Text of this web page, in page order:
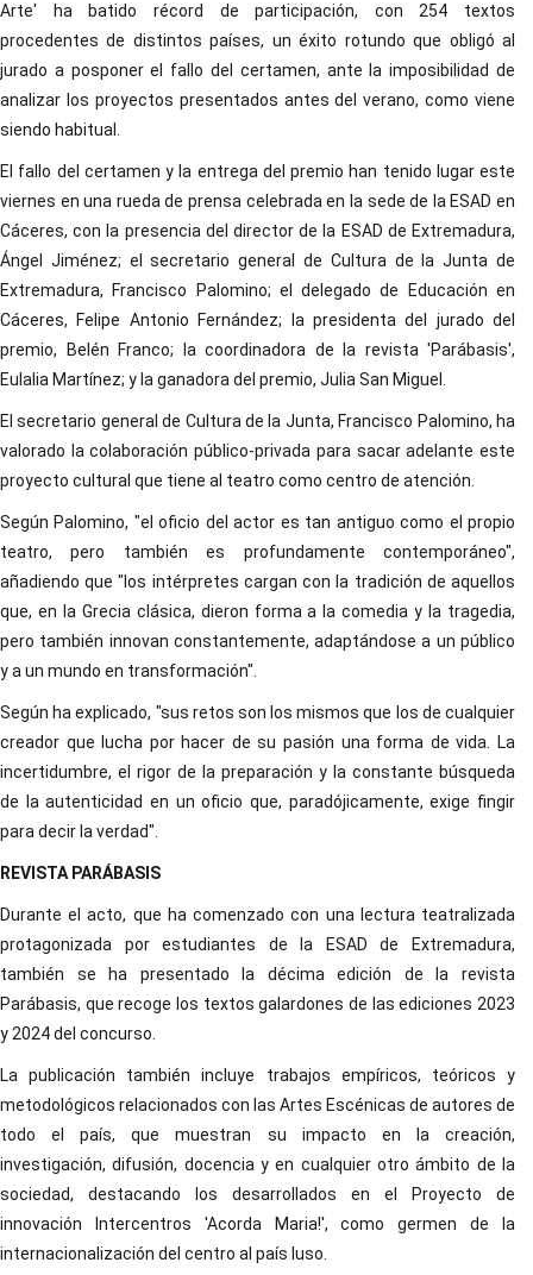
Arte' ha batido récord de participación, con 254 textos
procedentes de distintos países, un éxito rotundo que obligó al
jurado a posponer el fallo del certamen, ante la imposibilidad de
analizar los proyectos presentados antes del verano, como viene
siendo habitual.
El fallo del certamen y la entrega del premio han tenido lugar este
viernes en una rueda de prensa celebrada en la sede de la ESAD en
Cáceres, con la presencia del director de la ESAD de Extremadura,
Ángel Jiménez; el secretario general de Cultura de la Junta de
Extremadura, Francisco Palomino; el delegado de Educación en
Cáceres, Felipe Antonio Fernández; la presidenta del jurado del
premio, Belén Franco; la coordinadora de la revista 'Parábasis',
Eulalia Martínez; y la ganadora del premio, Julia San Miguel.
El secretario general de Cultura de la Junta, Francisco Palomino, ha
valorado la colaboración público-privada para sacar adelante este
proyecto cultural que tiene al teatro como centro de atención.
Según Palomino, "el oficio del actor es tan antiguo como el propio
teatro, pero también es profundamente contemporáneo",
añadiendo que "los intérpretes cargan con la tradición de aquellos
que, en la Grecia clásica, dieron forma a la comedia y la tragedia,
pero también innovan constantemente, adaptándose a un público
y a un mundo en transformación".
Según ha explicado, "sus retos son los mismos que los de cualquier
creador que lucha por hacer de su pasión una forma de vida. La
incertidumbre, el rigor de la preparación y la constante búsqueda
de la autenticidad en un oficio que, paradójicamente, exige fingir
para decir la verdad".
REVISTA PARÁBASIS
Durante el acto, que ha comenzado con una lectura teatralizada
protagonizada por estudiantes de la ESAD de Extremadura,
también se ha presentado la décima edición de la revista
Parábasis, que recoge los textos galardones de las ediciones 2023
y 2024 del concurso.
La publicación también incluye trabajos empíricos, teóricos y
metodológicos relacionados con las Artes Escénicas de autores de
todo el país, que muestran su impacto en la creación,
investigación, difusión, docencia y en cualquier otro ámbito de la
sociedad, destacando los desarrollados en el Proyecto de
innovación Intercentros 'Acorda Maria!', como germen de la
internacionalización del centro al país luso.